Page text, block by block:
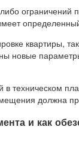
квартиры, так
новые
техническом
должна
и как